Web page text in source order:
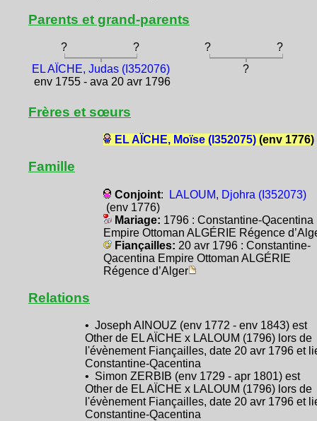
Parents et grand-parents
? ? ?
?
EL AÏCHE, Judas (I352076)
env 1755 - ava 20 avr 1796
?
Frères et sœurs
EL AÏCHE, Moïse (I352075)(env 1776)
Famille
Conjoint:
LALOUM, Djohra (I352073)
(env 1776)
Mariage: 1796 : Constantine-Qacentina
Empire Ottoman ALGÉRIE Régence
Fiançailles: 20 avr 1796 : Constantine-
Qacentina Empire Ottoman ALGÉRIE
Régence d’Alger
Relations
• Joseph AINOUZ (env 1772 - env 1843) est
Other de EL AÏCHE x LALOUM (1796) lors de
l'évènement Fiançailles, date 20 avr 1796 et
Constantine-Qacentina
• Simon ZERBIB (env 1729 - apr 1801) est
Other de EL AÏCHE x LALOUM (1796) lors de
l'évènement Fiançailles, date 20 avr 1796 et
Constantine-Qacentina